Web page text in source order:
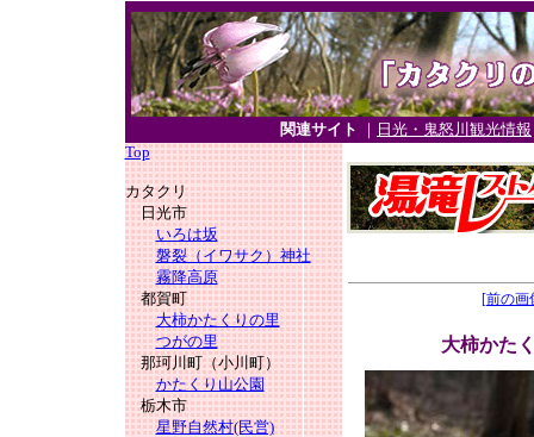
関連サイト ｜ 日光・鬼怒川観光情報
Top
カタクリ
日光市
いろは坂
磐裂（イワサク）神社
霧降高原
都賀町
大柿かたくりの里
つがの里
那珂川町（小川町）
かたくり山公園
栃木市
星野自然村(民営)
[前の画
大柿かた